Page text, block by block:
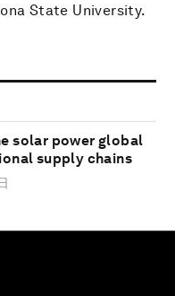
State University.
solar power global
supply chains